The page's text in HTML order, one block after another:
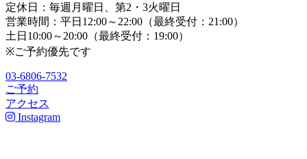
定休日：毎週月曜日、第2・3火曜日
営業時間：平日12:00～22:00（最終受付：21:00）
土日10:00～20:00（最終受付：19:00）
※ご予約優先です
03-6806-7532
ご予約
アクセス
Instagram